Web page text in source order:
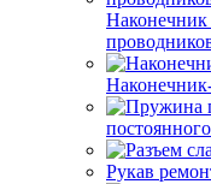
Рукав